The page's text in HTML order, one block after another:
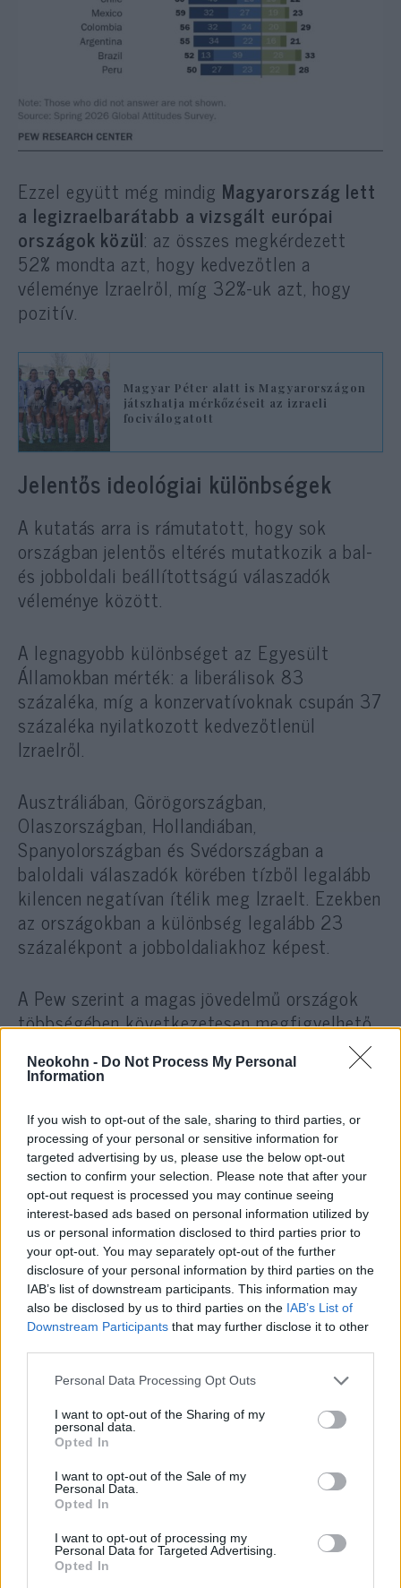
Neokohn - Do Not Process My Personal
Information
If you wish to opt-out of the sale, sharing to third parties, or
processing of your personal or sensitive information for
targeted advertising by us, please use the below opt-out
section to confirm your selection. Please note that after your
opt-out request is processed you may continue seeing
interest-based ads based on personal information utilized by
us or personal information disclosed to third parties prior to
your opt-out. You may separately opt-out of the further
disclosure of your personal information by third parties on the
IAB’s list of downstream participants. This information may
also be disclosed by us to third parties on the IAB’s List of
Downstream Participants that may further disclose it to other
Please note that this website/app uses one or more Google
not limited to your visit or usage behaviour. You may click to
grant or deny consent to Google and its third-party tags to
use your data for below specified purposes in below Google
consent section.
Personal Data Processing Opt Outs
I want to opt-out of the Sharing of my
personal data.
Opted In
I want to opt-out of the Sale of my
Personal Data.
Opted In
I want to opt-out of processing my
Personal Data for Targeted Advertising.
Opted In
Ezzel együtt még mindig Magyarország lett
a legizraelbarátabb a vizsgált európai
országok közül: az összes megkérdezett
52% mondta azt, hogy kedvezőtlen a
véleménye Izraelről, míg 32%-uk azt, hogy
pozitív.
Magyar Péter alatt is Magyarországon
játszhatja mérkőzéseit az izraeli
fociválogatott
Jelentős ideológiai különbségek
A kutatás arra is rámutatott, hogy sok
országban jelentős eltérés mutatkozik a bal-
és jobboldali beállítottságú válaszadók
véleménye között.
A legnagyobb különbséget az Egyesült
Államokban mérték: a liberálisok 83
százaléka, míg a konzervatívoknak csupán 37
százaléka nyilatkozott kedvezőtlenül
Izraelről.
Ausztráliában, Görögországban,
Olaszországban, Hollandiában,
Spanyolországban és Svédországban a
baloldali válaszadók körében tízből legalább
kilencen negatívan ítélik meg Izraelt. Ezekben
az országokban a különbség legalább 23
százalékpont a jobboldaliakhoz képest.
A Pew szerint a magas jövedelmű országok
többségében következetesen megfigyelhető,
viszonyulnak Izraelhez, míg aközepes
nem ennyire egyértelmű.
A magyarországi Rheinmetall és 4iG is
felkerült a Global Intifada
célpontlistájára
Romló trend 2025 óta
Bár Izrael megítélése már tavaly is
meglehetősen negatívvolt, a Pew Research
Center adatai szerint a helyzet tovább
romlott. Abban a 24 országban, ahol
összehasonlítható korábbi adatok is
rendelkezésre állnak, 13 országban nőtt a
kedvezőtlen vélemények aránya.
Argentínában például 2025-ben még a
lakosság 46 százaléka nyilatkozott
negatívan Izraelről, idén azonban ez már 55